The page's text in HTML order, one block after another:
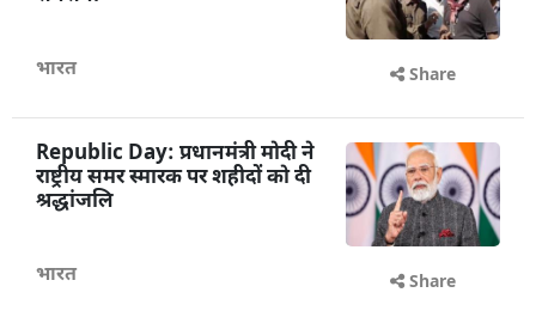
भारत Share
Republic Day: प्रधानमंत्री मोदी ने
राष्ट्रीय समर स्मारक पर शहीदों को दी
श्रद्धांजलि
भारत Share